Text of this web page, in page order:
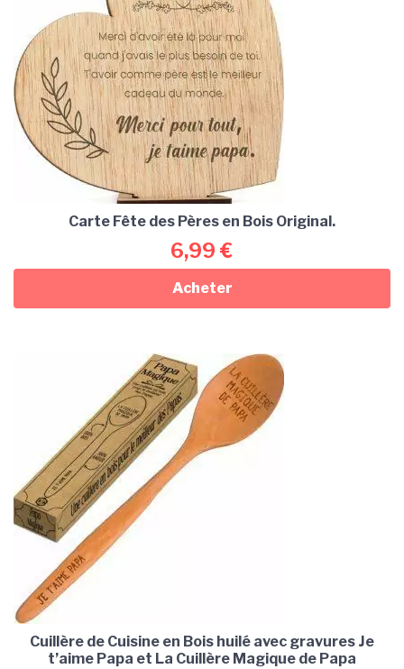
Carte Fête des Pères en Bois Original.
6,99 €
Acheter
Cuillère de Cuisine en Bois huilé avec gravures Je
t’aime Papa et La Cuillère Magique de Papa